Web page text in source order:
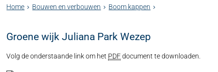
Home Bouwen en verbouwen Boom kappen
Groene wijk Juliana Park Wezep
Volg de onderstaande link om het PDFdocument te downloaden.